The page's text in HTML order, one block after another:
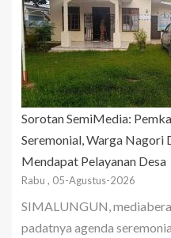
Sorotan SemiMedia:
Seremonial, Warga Nagori
Mendapat Pelayanan Desa
Rabu , 05-Agustus-2026
SIMALUNGUN,
padatnya agenda